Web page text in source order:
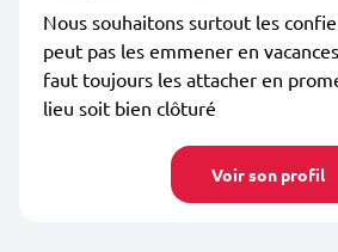
Nous souhaitons surtout les
peut pas les emmener en
faut toujours les attacher en
lieu soit bien clôturé
Voir son profil